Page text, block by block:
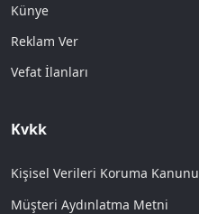
Künye
Reklam Ver
Vefat İlanları
Kvkk
Kişisel Verileri Koruma Kanunu
Müşteri Aydınlatma Metni